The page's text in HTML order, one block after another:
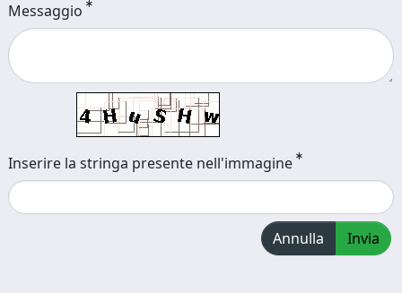
Messaggio
Inserire la stringa presente nell'immagine
Annulla Invia